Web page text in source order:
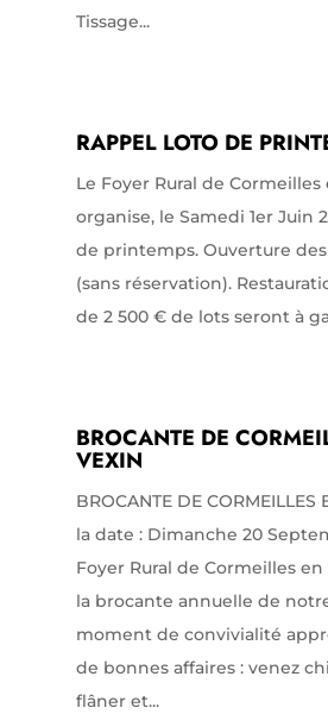
Tissage...
RAPPEL LOTO DE
Le Foyer Rural de Cormeilles
organise, le Samedi 1er Juin
de printemps. Ouverture des
(sans réservation).
de 2 500 € de lots seront à
BROCANTE DE
VEXIN
BROCANTE DE CORMEILLES
la date : Dimanche 20
Foyer Rural de Cormeilles
la brocante annuelle de
moment de convivialité
de bonnes affaires : venez
flâner et...